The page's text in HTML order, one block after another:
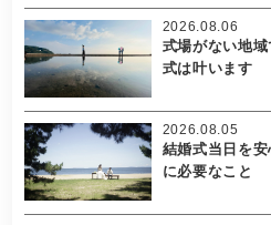
式場がない地
式は叶います
2026.08.06
結婚式当日を
に必要なこと
2026.08.05